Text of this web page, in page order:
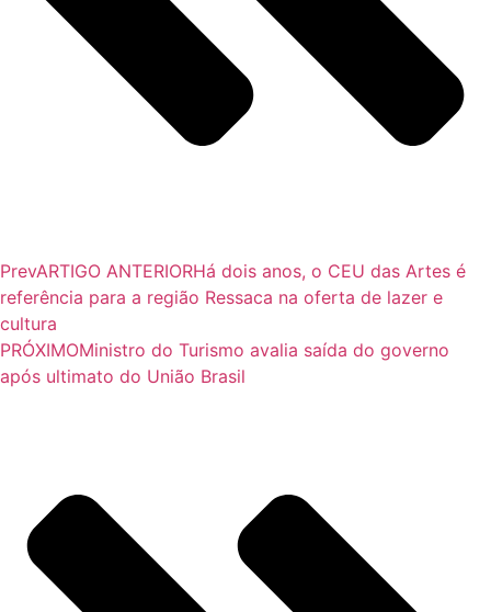
PrevARTIGO ANTERIORHá dois anos, o CEU das Artes é
referência para a região Ressaca na oferta de lazer e
cultura
PRÓXIMOMinistro do Turismo avalia saída do governo
após ultimato do União Brasil